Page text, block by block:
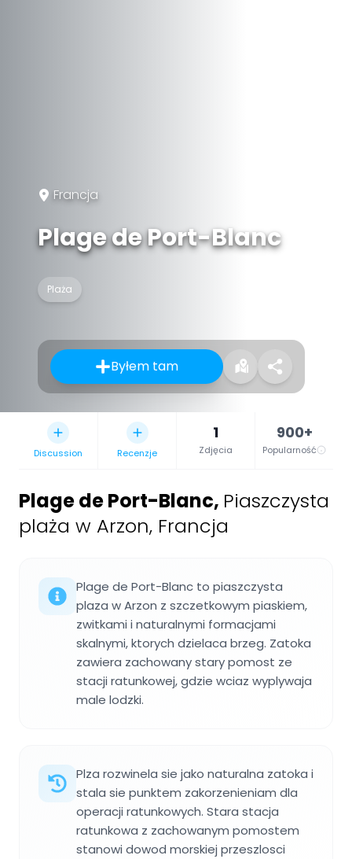
Francja
Plage de Port-Blanc
Plaża
Byłem tam
Discussion Recenzje
1
Zdjęcia
900+
Popularność
Plage de Port-Blanc, Piaszczysta
plaża w Arzon, Francja
Plage de Port-Blanc to piaszczysta
plaza w Arzon z szczetkowym piaskiem,
zwitkami i naturalnymi formacjami
skalnymi, ktorych dzielaca brzeg. Zatoka
zawiera zachowany stary pomost ze
stacji ratunkowej, gdzie wciaz wyplywaja
male lodzki.
Plza rozwinela sie jako naturalna zatoka i
stala sie punktem zakorzenieniam dla
operacji ratunkowych. Stara stacja
ratunkowa z zachowanym pomostem
stanowi dowod morskiej przeszlosci